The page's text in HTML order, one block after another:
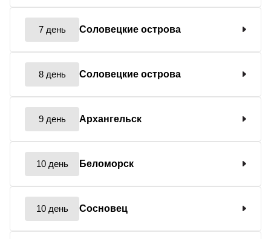
7 день Соловецкие острова
8 день Соловецкие острова
9 день Архангельск
10 день Беломорск
10 день Сосновец